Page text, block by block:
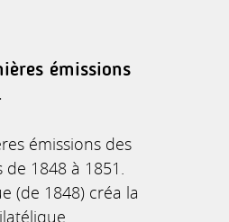
émissions
émissions des
1848 à 1851.
(de 1848) créa la